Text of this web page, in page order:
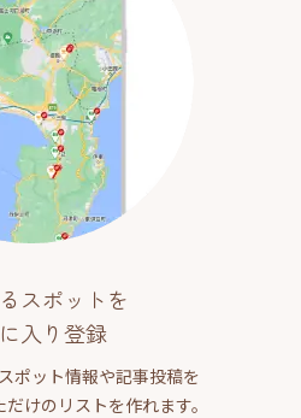
スポットを
入り登録
ポット情報や記事投稿を
けのリストを作れます。